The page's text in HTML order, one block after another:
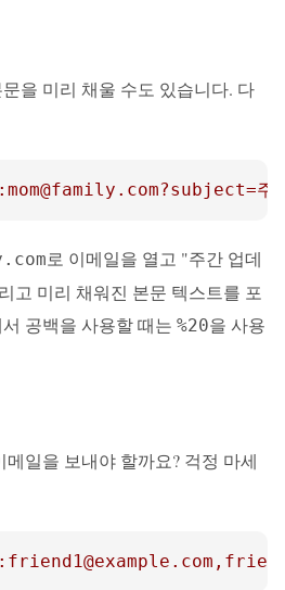
을 미리 채울 수도 있습니다. 다
주간
로 이메일을 열고 "주간 업데
고 미리 채워진 본문 텍스트를 포
공백을 사용할 때는 %20을 사용
일을 보내야 할까요? 걱정 마세